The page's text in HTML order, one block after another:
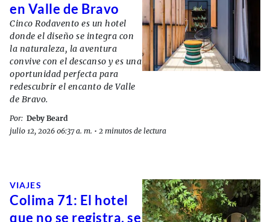
en Valle de Bravo
Cinco Rodavento es un hotel
donde el diseño se integra con
la naturaleza, la aventura
convive con el descanso y es una
oportunidad perfecta para
redescubrir el encanto de Valle
de Bravo.
Por: Deby Beard
julio 12, 2026 06:37 a. m. • 2 minutos de lectura
VIAJES
Colima 71: El hotel
que no se registra, se